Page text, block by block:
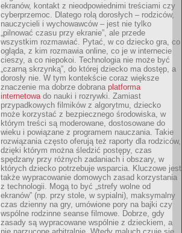
ekranów, kontakt z nieodpowiednimi treściami czy
cyberprzemoc. Dlatego rolą dorosłych – rodziców,
nauczycieli i wychowawców – jest nie tylko
„pilnować czasu przy ekranie”, ale przede
wszystkim rozmawiać. Pytać, w co dziecko gra, co
ogląda, z kim rozmawia online, co je w internecie
cieszy, a co niepokoi. Technologia nie może być
„czarną skrzynką”, do której dziecko ma dostęp, a
dorosły nie. W tym kontekście coraz większe
znaczenie ma dobrze dobrana platforma
internetowado nauki i rozrywki. Zamiast
przypadkowych filmików z algorytmu, dziecko
może korzystać z bezpiecznego środowiska, w
którym treści są moderowane, dostosowane do
wieku i powiązane z programem nauczania. Takie
rozwiązania często oferują też raporty dla rodziców,
dzięki którym można śledzić postępy, czas
spędzany przy różnych zadaniach i obszary, w
których dziecko potrzebuje wsparcia. Kluczowe jest
także wypracowanie domowych zasad korzystania
z technologii. Mogą to być „strefy wolne od
ekranów” (np. przy stole, w sypialni), maksymalny
czas dzienny na gry, umówione pory na bajki czy
wspólne rodzinne seanse filmowe. Dobrze, gdy
zasady są wypracowane wspólnie z dzieckiem, a